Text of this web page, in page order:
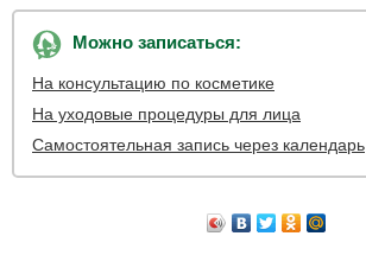
Можно записаться:
На консультацию по косметике
На уходовые процедуры для лица
Самостоятельная запись через календарь